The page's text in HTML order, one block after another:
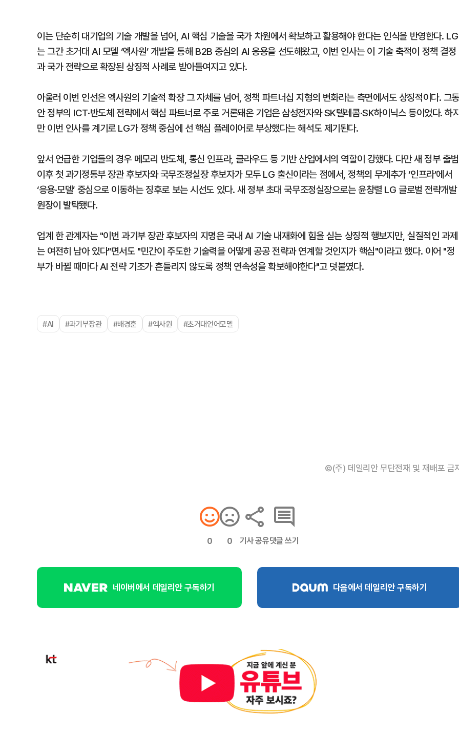
이는 단순히 대기업의 기술 개발을 넘어, AI 핵심 기술을 국가 차원에서 확보하고 활용해야 한다는 인식을 반영한다. LG
는 그간 초거대 AI 모델 ‘엑사원’ 개발을 통해 B2B 중심의 AI 응용을 선도해왔고, 이번 인사는 이 기술 축적이 정책 결정
과 국가 전략으로 확장된 상징적 사례로 받아들여지고 있다.
아울러 이번 인선은 엑사원의 기술적 확장 그 자체를 넘어, 정책 파트너십 지형의 변화라는 측면에서도 상징적이다. 그
안 정부의 ICT·반도체 전략에서 핵심 파트너로 주로 거론돼온 기업은 삼성전자와 SK텔레콤·SK하이닉스 등이었다. 하
만 이번 인사를 계기로 LG가 정책 중심에 선 핵심 플레이어로 부상했다는 해석도 제기된다.
앞서 언급한 기업들의 경우 메모리 반도체, 통신 인프라, 클라우드 등 기반 산업에서의 역할이 강했다. 다만 새 정부 출범
이후 첫 과기정통부 장관 후보자와 국무조정실장 후보자가 모두 LG 출신이라는 점에서, 정책의 무게추가 ‘인프라’에서
‘응용·모델’ 중심으로 이동하는 징후로 보는 시선도 있다. 새 정부 초대 국무조정실장으로는 윤창렬 LG 글로벌 전략개발
원장이 발탁됐다.
업계 한 관계자는 "이번 과기부 장관 후보자의 지명은 국내 AI 기술 내재화에 힘을 싣는 상징적 행보지만, 실질적인 과제
는 여전히 남아 있다"면서도 "민간이 주도한 기술력을 어떻게 공공 전략과 연계할 것인지가 핵심"이라고 했다. 이어 "정
부가 바뀔 때마다 AI 전략 기조가 흔들리지 않도록 정책 연속성을 확보해야한다"고 덧붙였다.
#AI #과기부장관 #배경훈 #엑사원 #초거대언어모델
©(주) 데일리안 무단전재 및 재배포 금
0 0 기사 공유댓글 쓰기
네이버에서 데일리안 구독하기 다음에서 데일리안 구독하기